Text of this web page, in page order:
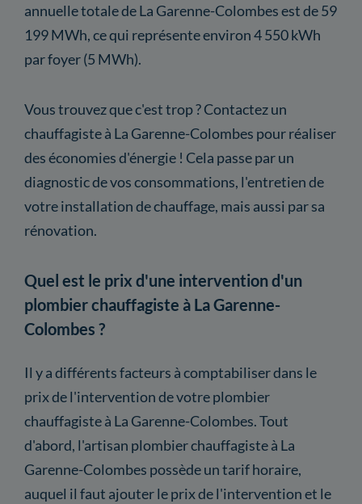
annuelle totale de La Garenne-Colombes est de 59
199 MWh, ce qui représente environ 4 550 kWh
par foyer (5 MWh).
Vous trouvez que c'est trop ? Contactez un
chauffagiste à La Garenne-Colombes pour réaliser
des économies d'énergie ! Cela passe par un
diagnostic de vos consommations, l'entretien de
votre installation de chauffage, mais aussi par sa
rénovation.
Quel est le prix d'une intervention d'un
plombier chauffagiste à La Garenne-
Colombes ?
Il y a différents facteurs à comptabiliser dans le
prix de l'intervention de votre plombier
chauffagiste à La Garenne-Colombes. Tout
d'abord, l'artisan plombier chauffagiste à La
Garenne-Colombes possède un tarif horaire,
auquel il faut ajouter le prix de l'intervention et le